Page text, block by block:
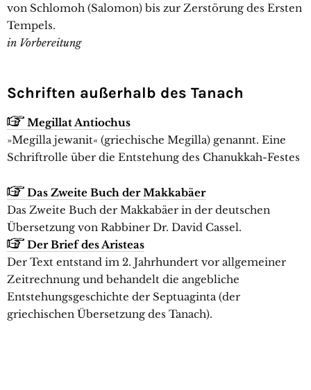
von Schlomoh (Salomon) bis zur Zerstörung des Ersten
Tempels.
in Vorbereitung
Schriften außerhalb des Tanach
Megillat Antiochus
»Megilla jewanit« (griechische Megilla) genannt. Eine
Schriftrolle über die Entstehung des Chanukkah-Festes
Das Zweite Buch der Makkabäer
Das Zweite Buch der Makkabäer in der deutschen
Übersetzung von Rabbiner Dr. David Cassel.
Der Brief des Aristeas
Der Text entstand im 2. Jahrhundert vor allgemeiner
Zeitrechnung und behandelt die angebliche
Entstehungsgeschichte der Septuaginta (der
griechischen Übersetzung des Tanach).